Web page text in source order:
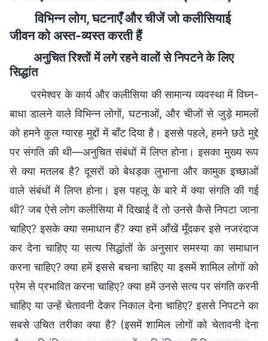
विभिन्न लोग, घटनाएँ और चीजें जो कलीसियाई
जीवन को अस्त-व्यस्त करती हैं
अनुचित रिश्तों में लगे रहने वालों से निपटने के लिए
सिद्धांत
परमेश्वर के कार्य और कलीसिया की सामान्य व्यवस्था में विघ्न-
बाधा डालने वाले विभिन्न लोगों, घटनाओं, और चीजों से जुड़े मामलों
को हमने कुल ग्यारह मुद्दों में बाँट दिया है। इससे पहले, हमने छठे मुद्दे
पर संगति की थी—अनुचित संबंधों में लिप्त होना। इसका मुख्य रूप
से क्या मतलब है? दूसरों को बेधड़क लुभाना और कामुक इच्छाओं
वाले संबंधों में लिप्त होना। इस पहलू के बारे में क्या संगति की गई
थी? जब ऐसे लोग कलीसिया में दिखाई दें तो उनसे कैसे निपटा जाना
चाहिए? इसके क्या समाधान हैं? क्या हमें आँखें मूँदकर इसे नजरंदाज
कर देना चाहिए या सत्य सिद्धांतों के अनुसार समस्या का समाधान
करना चाहिए? क्या हमें इससे बचना चाहिए या इसमें शामिल लोगों को
प्रेम से प्रभावित करना चाहिए? क्या हमें उनसे सत्य पर संगति करनी
चाहिए या उन्हें चेतावनी देकर निकाल देना चाहिए? इससे निपटने का
सबसे उचित तरीका क्या है? (इसमें शामिल लोगों को चेतावनी देना